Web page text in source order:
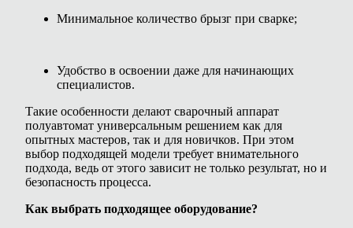
Минимальное количество брызг при сварке;
Удобство в освоении даже для начинающих
специалистов.
Такие особенности делают сварочный аппарат
полуавтомат универсальным решением как для
опытных мастеров, так и для новичков. При этом
выбор подходящей модели требует внимательного
подхода, ведь от этого зависит не только результат, но и
безопасность процесса.
Как выбрать подходящее оборудование?